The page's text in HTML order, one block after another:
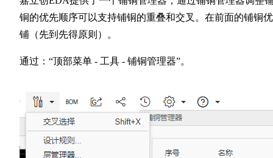
铜的优先顺序可以支持铺铜的重叠和交叉。在前面的铺铜
铺（先到先得原则）。
通过：“顶部菜单 - 工具 - 铺铜管理器”。